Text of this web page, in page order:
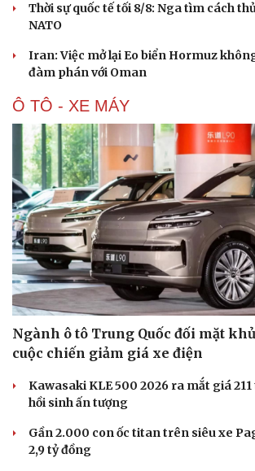
Thời sự quốc tế tối 8/8: Nga tìm cách
NATO
Iran: Việc mở lại Eo biển Hormuz
đàm phán với Oman
Ô TÔ - XE MÁY
Ngành ô tô Trung Quốc đối mặt
cuộc chiến giảm giá xe điện
Kawasaki KLE 500 2026 ra mắt giá
hồi sinh ấn tượng
Gần 2.000 con ốc titan trên siêu xe
2,9 tỷ đồng